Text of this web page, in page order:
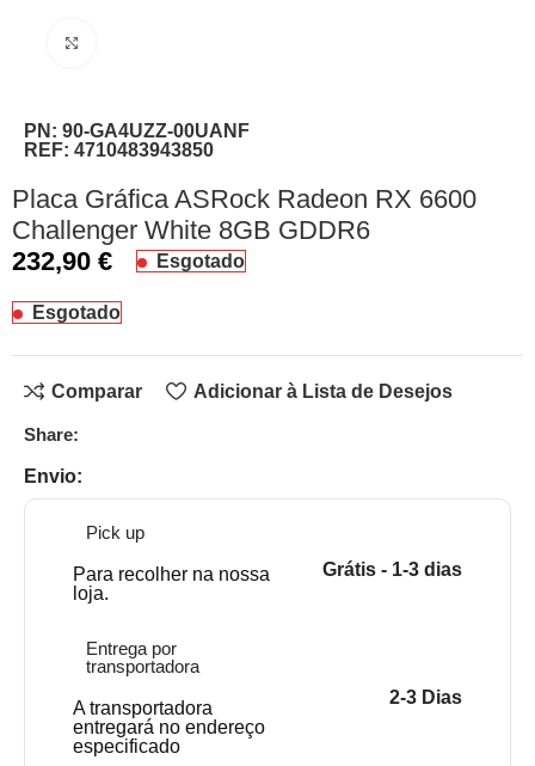
PN:90-GA4UZZ-00UANF
REF:4710483943850
Placa Gráfica ASRock Radeon RX 6600
Challenger White 8GB GDDR6
232,90€ Esgotado
Esgotado
Comparar Adicionar à Lista de Desejos
Share:
Envio:
Pick up
Para recolher na nossa
loja.
Grátis - 1-3 dias
Entrega por
transportadora
A transportadora
entregará no endereço
especificado
2-3 Dias